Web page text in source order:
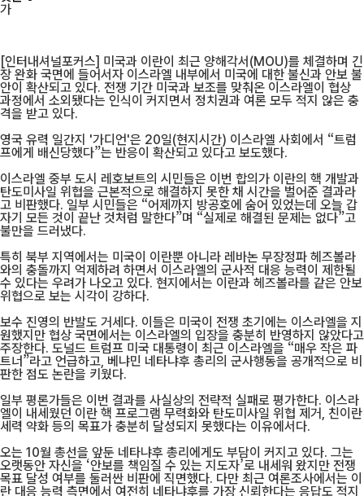
가
[인터내셔널포커스] 미국과 이란이 최근 양해각서(MOU)를 체결하며 긴
장 완화 국면에 들어서자 이스라엘 내부에서 미국에 대한 불신과 안보 불
안이 확산되고 있다. 전쟁 기간 미국과 보조를 맞춰온 이스라엘이 협상
과정에서 소외됐다는 인식이 커지면서 정치권과 여론 모두 적지 않은 충
격을 받고 있다.
영국 유력 일간지 '가디언'은 20일(현지시간) 이스라엘 사회에서 “트럼
프에게 배신당했다”는 반응이 확산되고 있다고 보도했다.
이스라엘 중부 도시 레호보트의 시민들은 이번 합의가 이란의 핵 개발과
탄도미사일 위협을 근본적으로 해결하지 못한 채 시간을 벌어준 결과라
고 비판했다. 일부 시민들은 “어제까지 방공호에 숨어 있었는데 오늘 갑
자기 모든 것이 끝난 것처럼 말한다”며 “실제로 해결된 문제는 없다”고
불만을 드러냈다.
특히 북부 지역에서는 미국이 이란뿐 아니라 레바논 무장정파 헤즈볼라
와의 충돌까지 억제하려 하면서 이스라엘의 군사적 대응 능력이 제한될
수 있다는 우려가 나오고 있다. 현지에서는 이란과 헤즈볼라를 같은 안보
위협으로 보는 시각이 강하다.
보수 진영의 반발도 거세다. 이들은 미국이 전쟁 초기에는 이스라엘을 지
원했지만 협상 국면에서는 이스라엘의 입장을 충분히 반영하지 않았다고
주장한다. 도널드 트럼프 미국 대통령이 최근 이스라엘을 “매우 작은 파
트너”라고 언급하고, 베냐민 네타냐후 총리의 군사행동을 공개적으로 비
판한 점도 논란을 키웠다.
일부 평론가들은 이번 결과를 사실상의 전략적 실패로 평가한다. 이스라
엘이 내세웠던 이란 핵 프로그램 무력화와 탄도미사일 위협 제거, 친이란
세력 약화 등의 목표가 충분히 달성되지 못했다는 이유에서다.
오는 10월 총선을 앞둔 네타냐후 총리에게도 부담이 커지고 있다. 그는
오랫동안 자신을 ‘안보를 책임질 수 있는 지도자’로 내세워 왔지만 전쟁
목표 달성 여부를 둘러싼 비판에 직면했다. 다만 최근 여론조사에서는 이
란 대응 능력 측면에서 여전히 네타냐후를 가장 신뢰한다는 응답도 적지